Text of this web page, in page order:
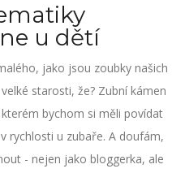
u dětí
jako jsou zoubky našich
starosti, že? Zubní kámen
bychom si měli povídat
rychlosti u zubaře. A doufám,
- nejen jako bloggerka, ale